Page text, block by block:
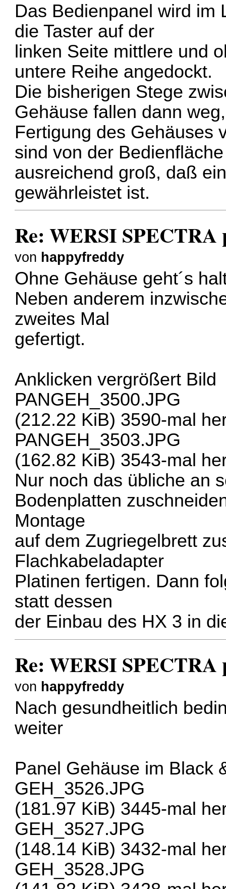
Das Bedienpanel wird im
die Taster auf der
linken Seite mittlere und
untere Reihe angedockt.
Die bisherigen Stege
Gehäuse fallen dann
Fertigung des Gehäuses
sind von der Bedienfläche
ausreichend groß, daß
gewährleistet ist.
Re: WERSI SPECTRA
von happyfreddy
Ohne Gehäuse geht´s
Neben anderem
zweites Mal
gefertigt.
Anklicken vergrößert Bild
PANGEH_3500.JPG
(212.22 KiB) 3590-mal
PANGEH_3503.JPG
(162.82 KiB) 3543-mal
Nur noch das übliche an
Bodenplatten
Montage
auf dem Zugriegelbrett
Flachkabeladapter
Platinen fertigen. Dann
statt dessen
der Einbau des HX 3 in
Re: WERSI SPECTRA
von happyfreddy
Nach gesundheitlich
weiter
Panel Gehäuse im Black
GEH_3526.JPG
(181.97 KiB) 3445-mal
GEH_3527.JPG
(148.14 KiB) 3432-mal
GEH_3528.JPG